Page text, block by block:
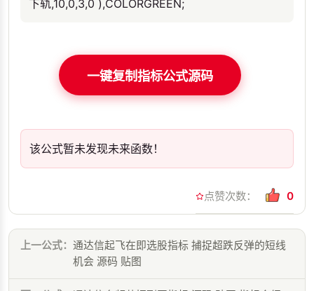
下轨,10,0,3,0 ),COLORGREEN;
一键复制指标公式源码
该公式暂未发现未来函数！
点赞次数： 0
上一公式： 通达信起飞在即选股指标 捕捉超跌反弹的短线
机会 源码 贴图